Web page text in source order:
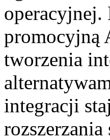
promocyjną
tworzenia
integracji